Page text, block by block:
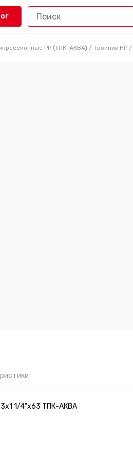
PP (ТПК-АКВА) / Тройник НР /
1/4"х63 ТПК-АКВА